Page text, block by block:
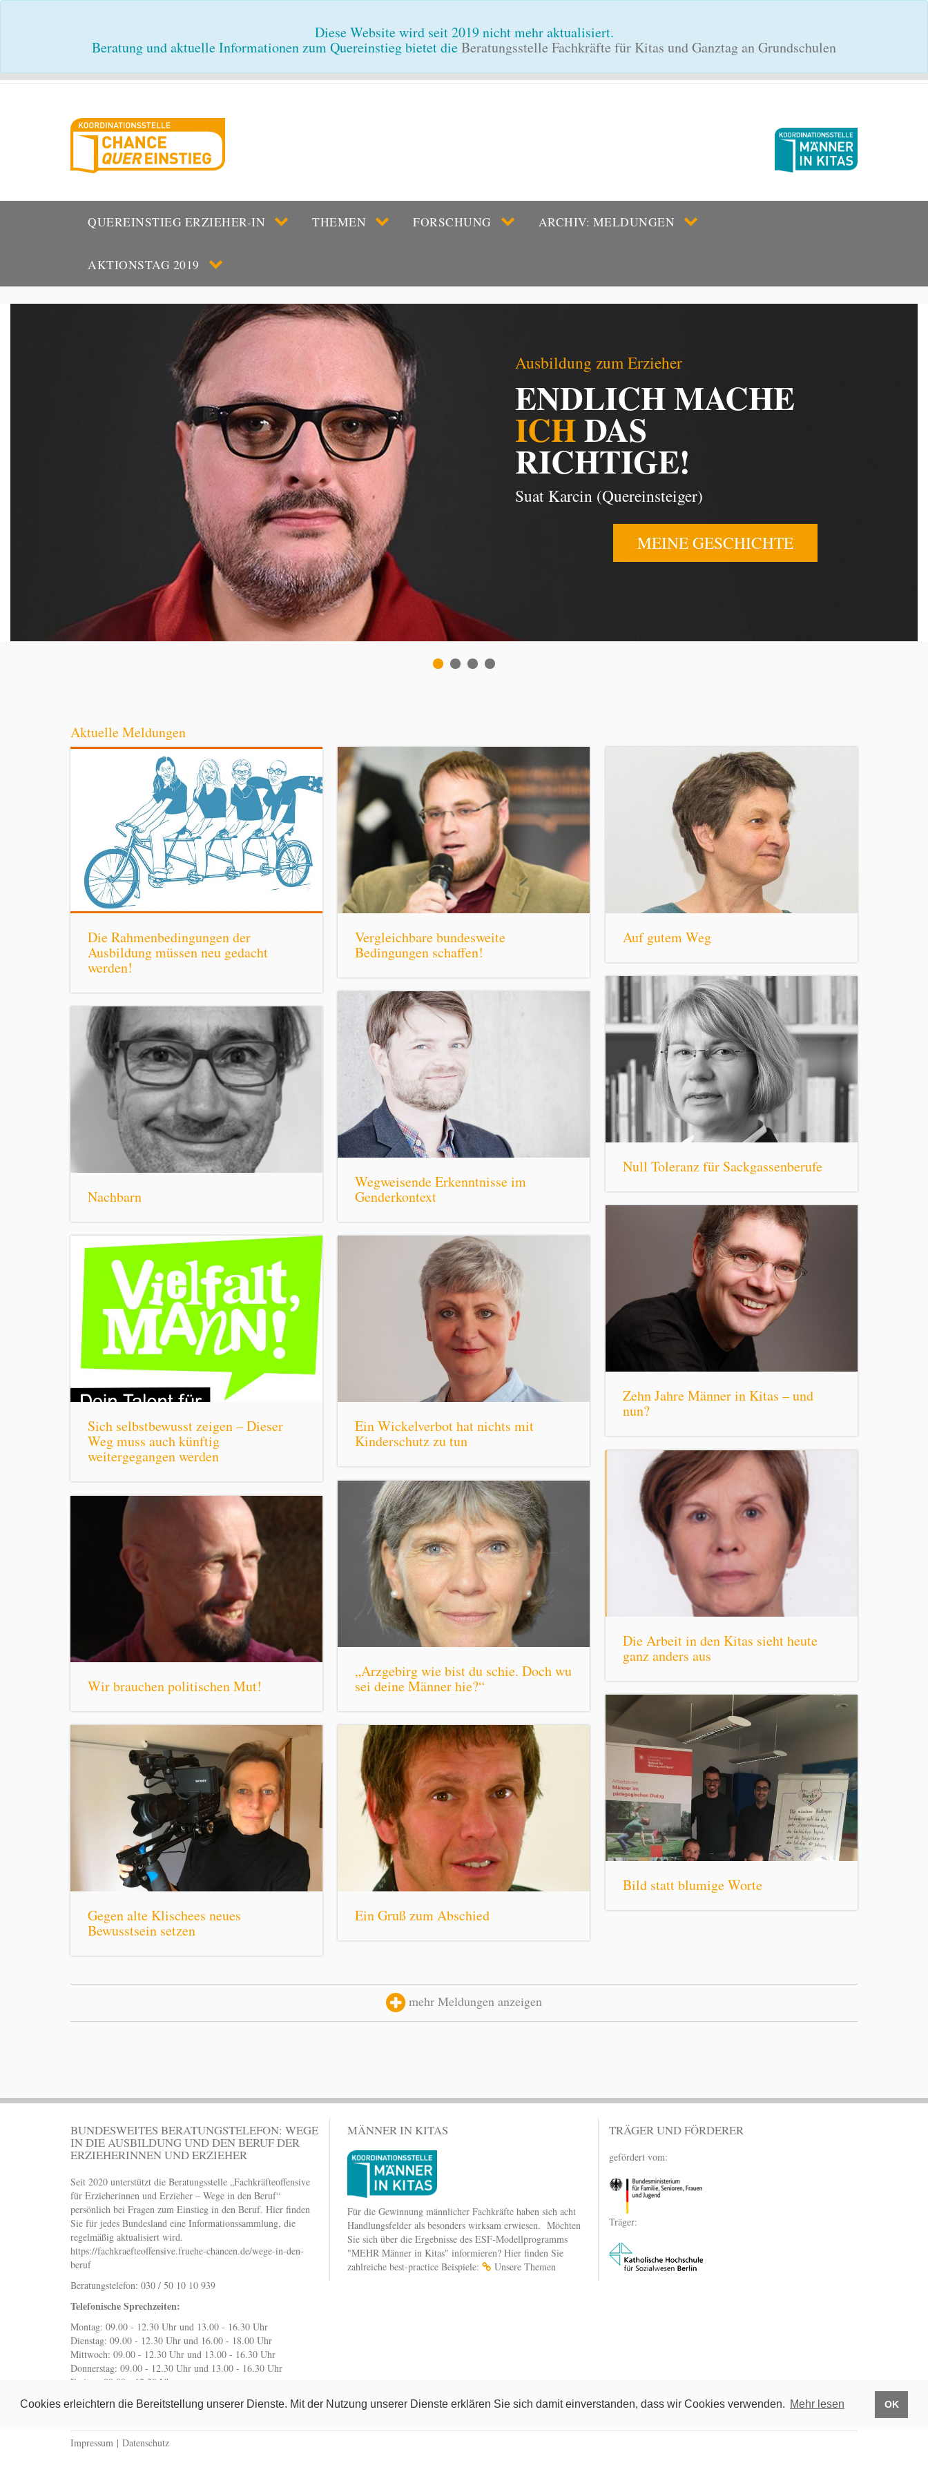
Cookies erleichtern die Bereitstellung unserer Dienste. Mit der Nutzung unserer Dienste erklären Sie sich damit einverstanden, dass wir Cookies verwenden. Mehr lesen OK
Diese Website wird seit 2019 nicht mehr aktualisiert.
Beratung und aktuelle Informationen zum Quereinstieg bietet dieBeratungsstelle Fachkräfte für Kitas und Ganztag an Grundschulen
QUEREINSTIEG ERZIEHER-IN THEMEN FORSCHUNG ARCHIV: MELDUNGEN
AKTIONSTAG 2019
Ausbildung zum Erzieher
ENDLICH MACHE
ICHDAS
RICHTIGE!
Suat Karcin (Quereinsteiger)
MEINE GESCHICHTE
Aktuelle Meldungen
Die Rahmenbedingungen der
Ausbildung müssen neu gedacht
werden!
Vergleichbare bundesweite
Bedingungen schaffen!
Auf gutem Weg
Null Toleranz für Sackgassenberufe
Wegweisende Erkenntnisse im
Genderkontext
Nachbarn
Zehn Jahre Männer in Kitas – und
nun?
Sich selbstbewusst zeigen – Dieser
Weg muss auch künftig
weitergegangen werden
Ein Wickelverbot hat nichts mit
Kinderschutz zu tun
Die Arbeit in den Kitas sieht heute
ganz anders aus
„Arzgebirg wie bist du schie. Doch wu
sei deine Männer hie?“
Wir brauchen politischen Mut!
Bild statt blumige Worte
Gegen alte Klischees neues
Bewusstsein setzen
Ein Gruß zum Abschied
mehr Meldungen anzeigen
BUNDESWEITES BERATUNGSTELEFON: WEGE
IN DIE AUSBILDUNG UND DEN BERUF DER
ERZIEHERINNEN UND ERZIEHER
Seit 2020 unterstützt die Beratungsstelle „Fachkräfteoffensive
für Erzieherinnen und Erzieher – Wege in den Beruf“
persönlich bei Fragen zum Einstieg in den Beruf. Hier finden
Sie für jedes Bundesland eine Informationssammlung, die
regelmäßig aktualisiert wird.
https://fachkraefteoffensive.fruehe-chancen.de/wege-in-den-
beruf
Beratungstelefon: 030 / 50 10 10 939
Telefonische Sprechzeiten:
Montag: 09.00 - 12.30 Uhr und 13.00 - 16.30 Uhr
Dienstag: 09.00 - 12.30 Uhr und 16.00 - 18.00 Uhr
Mittwoch: 09.00 - 12.30 Uhr und 13.00 - 16.30 Uhr
Donnerstag: 09.00 - 12.30 Uhr und 13.00 - 16.30 Uhr
Freitag: 09.00 - 12.30 Uhr
wegeindenberuf@fruehe-chancen.de
MÄNNER IN KITAS
Für die Gewinnung männlicher Fachkräfte haben sich acht
Handlungsfelder als besonders wirksam erwiesen. Möchten
Sie sich über die Ergebnisse des ESF-Modellprogramms
"MEHR Männer in Kitas" informieren? Hier finden Sie
zahlreiche best-practice Beispiele:
Unsere Themen
TRÄGER UND FÖRDERER
gefördert vom:
Träger:
Impressum | Datenschutz